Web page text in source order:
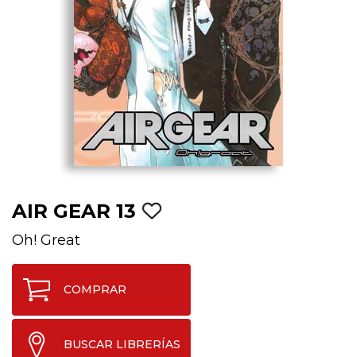
AIR GEAR 13
Oh! Great
COMPRAR
BUSCAR LIBRERÍAS